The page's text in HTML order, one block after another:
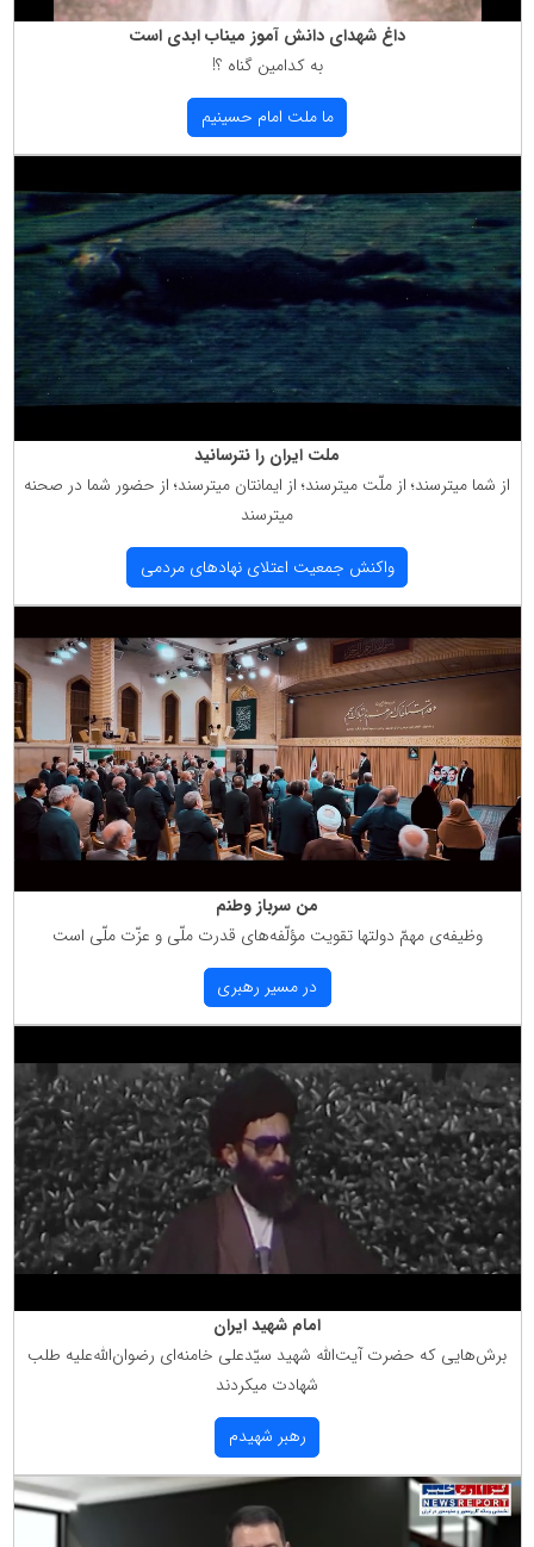
داغ شهدای دانش آموز میناب ابدی است
به كدامین گناه ؟!
ما ملت امام حسینیم
ملت ایران را نترسانید
از شما میترسند؛ از ملّت میترسند؛ از ایمانتان میترسند؛ از حضور شما در صحنه
میترسند
واكنش جمعیت اعتلای نهادهای مردمی
من سرباز وطنم
وظیفه‌ی مهمّ دولتها تقویت مؤلّفه‌های قدرت ملّی و عزّت ملّی است
در مسیر رهبری
امام شهید ایران
برش‌هایی كه حضرت آیت‌الله شهید سیّدعلی خامنه‌ای رضوان‌الله‌علیه طلب
شهادت میكردند
رهبر شهیدم